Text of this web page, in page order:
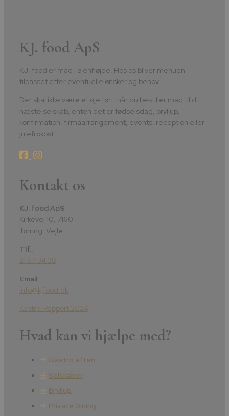
KJ. food ApS
KJ. food er mad i øjenhøjde. Hos os bliver menuen
tilpasset efter eventuelle ønsker og behov.
Der skal ikke være et øje tørt, når du bestiller mad til dit
næste selskab, enten det er fødselsdag, bryllup,
konfirmation, firmaarrangement, events, reception eller
julefrokost.
Kontakt os
KJ. food ApS
Kirkevej 10, 7160
Tørring, Vejle
Tlf.:
21 67 34 38
Email:
info@kjfood.dk
Kontrol Rapport 2024
Hvad kan vi hjælpe med?
Gastro aften
Selskaber
Bryllup
Private Dining